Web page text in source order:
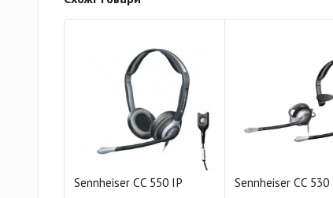
Sennheiser CC 550 IP
Sennheiser CC 530